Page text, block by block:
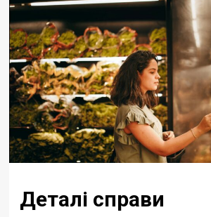
Деталі справи